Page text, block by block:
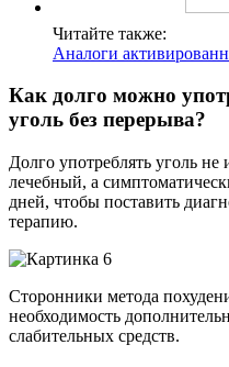
Читайте также:
Аналоги
Как долго можно
уголь без перерыва?
Долго употреблять уголь не
лечебный, а
дней, чтобы поставить
терапию.
Сторонники метода
необходимость
слабительных средств.